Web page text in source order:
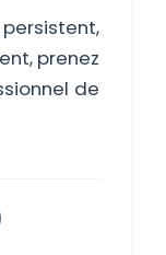
prenez
de